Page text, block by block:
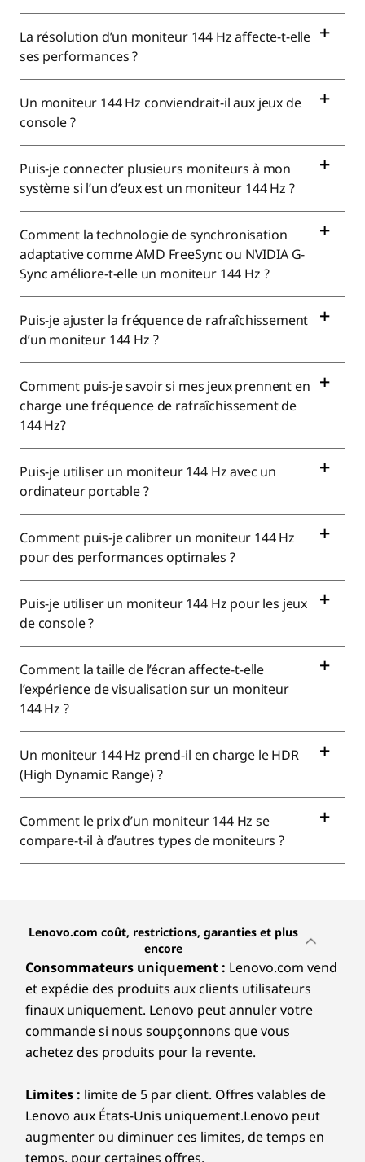
M
La résolution d’un moniteur 144 Hz affecte-t-elle
ses performances ?
Un moniteur 144 Hz conviendrait-il aux jeux de
console ?
Puis-je connecter plusieurs moniteurs à mon
système si l’un d’eux est un moniteur 144 Hz ?
Comment la technologie de synchronisation
adaptative comme AMD FreeSync ou NVIDIA G-
Sync améliore-t-elle un moniteur 144 Hz ?
Puis-je ajuster la fréquence de rafraîchissement
d’un moniteur 144 Hz ?
Comment puis-je savoir si mes jeux prennent en
charge une fréquence de rafraîchissement de
144 Hz?
Puis-je utiliser un moniteur 144 Hz avec un
ordinateur portable ?
Comment puis-je calibrer un moniteur 144 Hz
pour des performances optimales ?
Puis-je utiliser un moniteur 144 Hz pour les jeux
de console ?
Comment la taille de l’écran affecte-t-elle
l’expérience de visualisation sur un moniteur
144 Hz ?
Un moniteur 144 Hz prend-il en charge le HDR
(High Dynamic Range) ?
Comment le prix d’un moniteur 144 Hz se
compare-t-il à d’autres types de moniteurs ?
Lenovo.com coût, restrictions, garanties et plus
encore
Consommateurs uniquement : Lenovo.com vend
et expédie des produits aux clients utilisateurs
finaux uniquement. Lenovo peut annuler votre
commande si nous soupçonnons que vous
achetez des produits pour la revente.
Limites : limite de 5 par client. Offres valables de
Lenovo aux États-Unis uniquement.Lenovo peut
augmenter ou diminuer ces limites, de temps en
temps, pour certaines offres.